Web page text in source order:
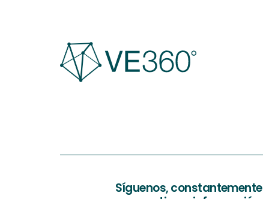
Síguenos, constantemente